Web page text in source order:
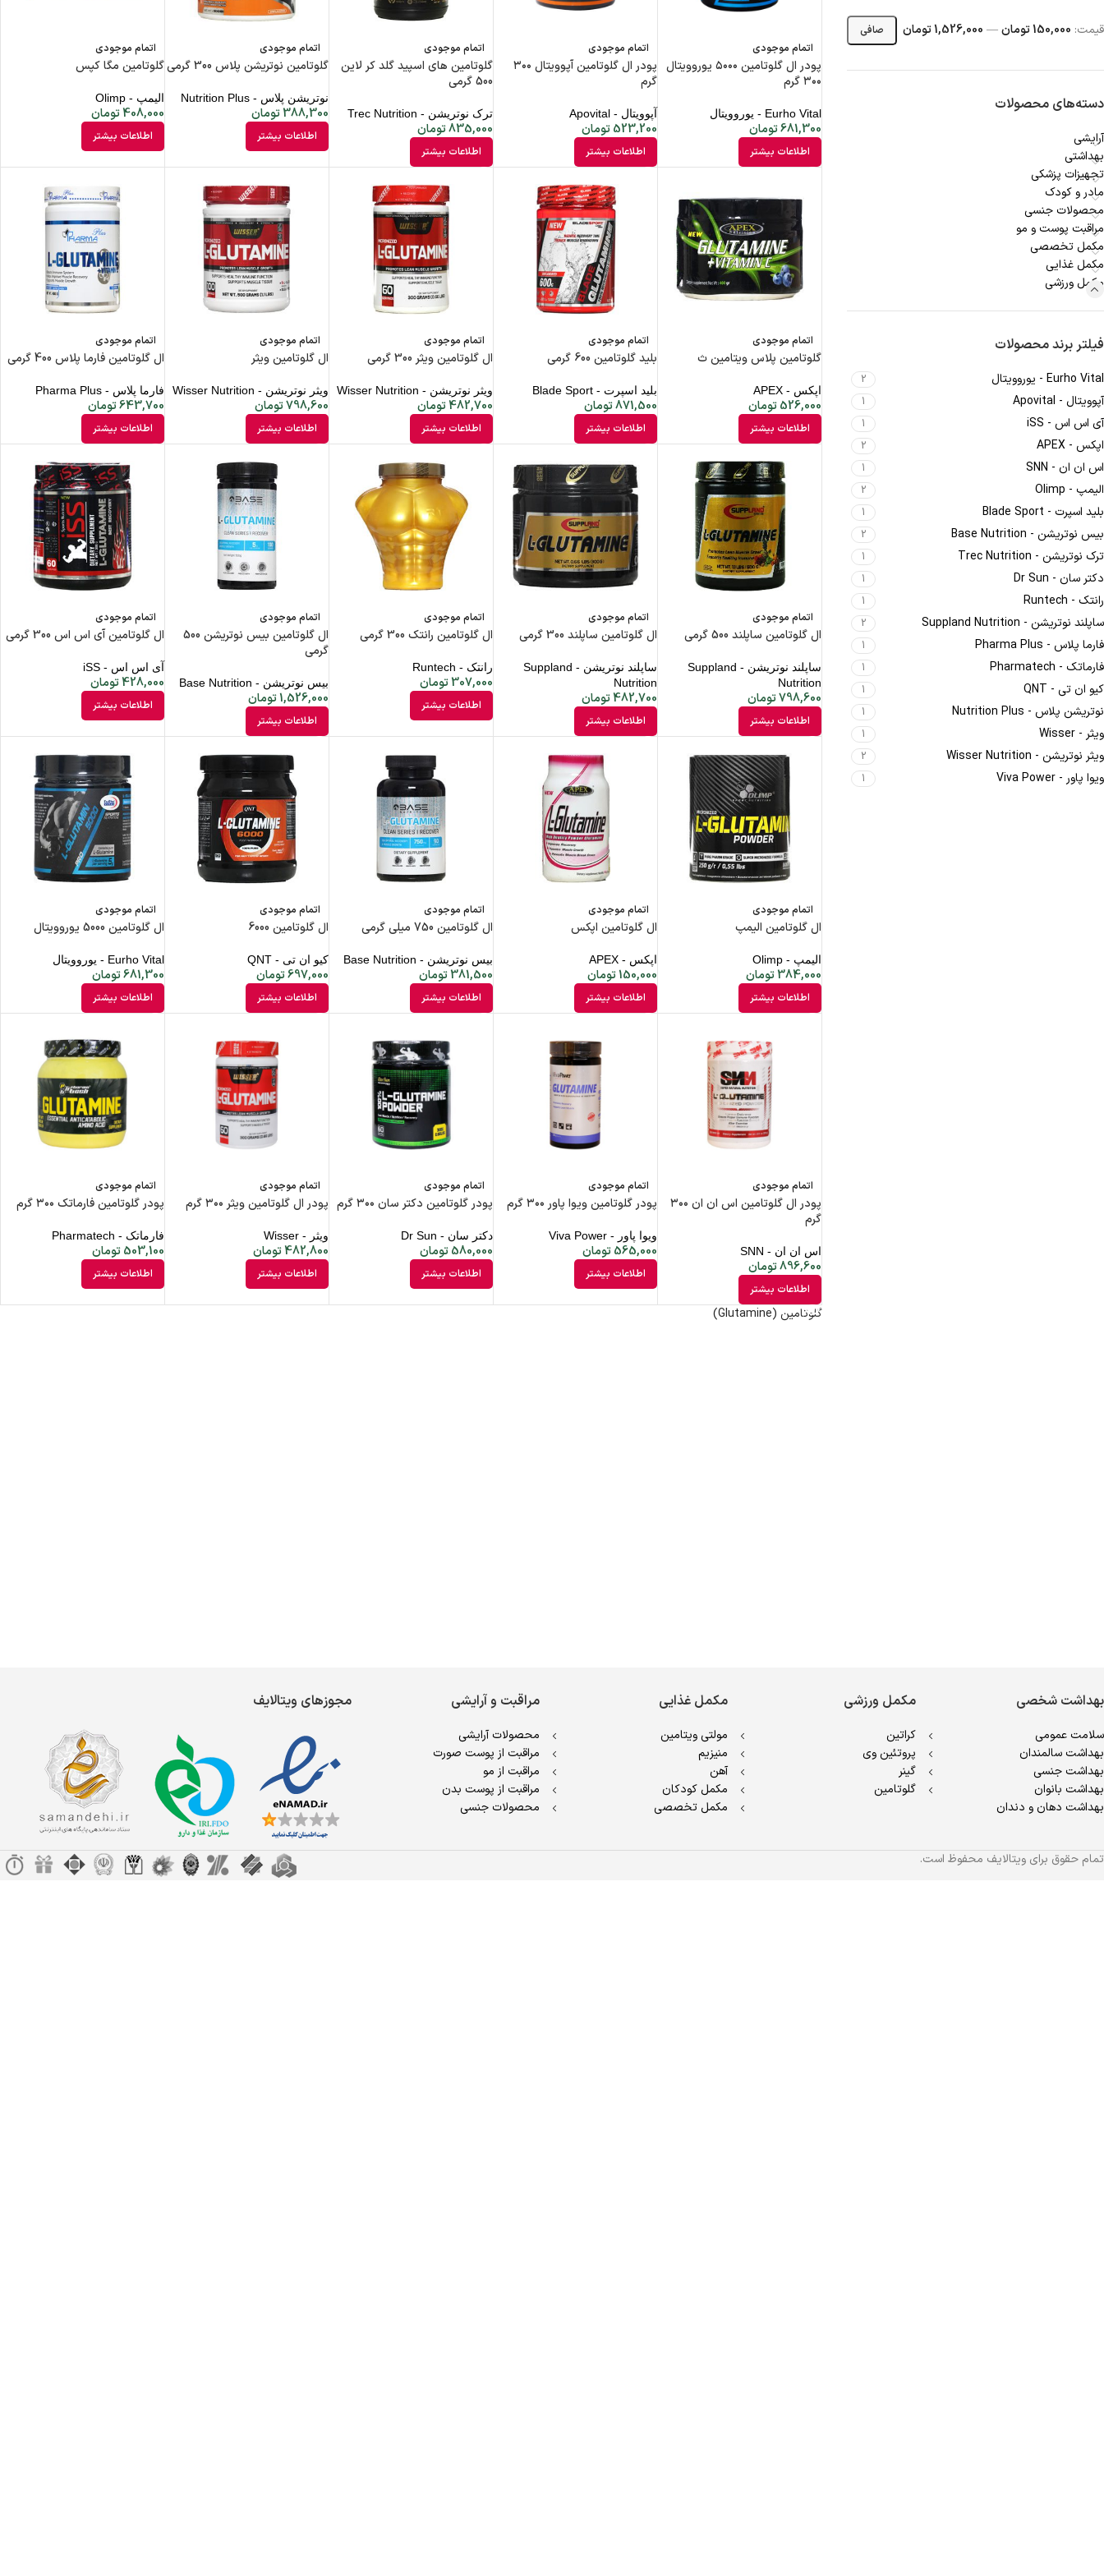
صافی قيمت: 150,000 تومان — 1,526,000 تومان
دسته‌های محصولات
آرایشی
بهداشتی
تجهیزات پزشکی
مادر و کودک
محصولات جنسی
مراقبت پوست و مو
مکمل تخصصی
مکمل غذایی
مکمل ورزشی
فیلتر برند محصولات
Eurho Vital - یوروویتال 2
آپوویتال - Apovital 1
آی اس اس - iSS 1
اپکس - APEX 2
اس ان ان - SNN 1
الیمپ - Olimp 2
بلید اسپرت - Blade Sport 1
بیس نوتریشن - Base Nutrition 2
ترک نوتریشن - Trec Nutrition 1
دکتر سان - Dr Sun 1
رانتک - Runtech 1
ساپلند نوتریشن - Suppland Nutrition 2
فارما پلاس - Pharma Plus 1
فارماتک - Pharmatech 1
کیو ان تی - QNT 1
نوتریشن پلاس - Nutrition Plus 1
ویثر - Wisser 1
ویثر نوتریشن - Wisser Nutrition 2
ویوا پاور - Viva Power 1
اتمام موجودی
پودر ال گلوتامین ۵۰۰۰ یوروویتال
۳۰۰ گرم
Eurho Vital - یوروویتال
681,300تومان
اطلاعات بیشتر
اتمام موجودی
پودر ال گلوتامین آپوویتال ۳۰۰
گرم
آپوویتال - Apovital
523,200 تومان
اطلاعات بیشتر
اتمام موجودی
گلوتامین های اسپید گلد کر لاین
500 گرمی
ترک نوتریشن - Trec Nutrition
835,000تومان
اطلاعات بیشتر
اتمام موجودی
گلوتامین نوتریشن پلاس 300 گرمی
نوتریشن پلاس - Nutrition Plus
388,300تومان
اطلاعات بیشتر
اتمام موجودی
گلوتامین مگا کپس
الیمپ - Olimp
408,000تومان
اطلاعات بیشتر
اتمام موجودی
گلوتامین پلاس ویتامین ث
اپکس - APEX
526,000 تومان
اطلاعات بیشتر
اتمام موجودی
بلید گلوتامین 600 گرمی
بلید اسپرت - Blade Sport
871,500تومان
اطلاعات بیشتر
اتمام موجودی
ال گلوتامین ویثر 300 گرمی
ویثر نوتریشن - Wisser Nutrition
482,700تومان
اطلاعات بیشتر
اتمام موجودی
ال گلوتامین ویثر
ویثر نوتریشن - Wisser Nutrition
798,600تومان
اطلاعات بیشتر
اتمام موجودی
ال گلوتامین فارما پلاس 400 گرمی
فارما پلاس - Pharma Plus
643,700تومان
اطلاعات بیشتر
اتمام موجودی
ال گلوتامین ساپلند 500 گرمی
ساپلند نوتریشن - Suppland
Nutrition
798,600تومان
اطلاعات بیشتر
اتمام موجودی
ال گلوتامین ساپلند 300 گرمی
ساپلند نوتریشن - Suppland
Nutrition
482,700تومان
اطلاعات بیشتر
اتمام موجودی
ال گلوتامین رانتک 300 گرمی
رانتک - Runtech
307,000 تومان
اطلاعات بیشتر
اتمام موجودی
ال گلوتامین بیس نوتریشن 500
گرمی
بیس نوتریشن - Base Nutrition
1,526,000تومان
اطلاعات بیشتر
اتمام موجودی
ال گلوتامین آی اس اس 300 گرمی
آی اس اس - iSS
428,000تومان
اطلاعات بیشتر
اتمام موجودی
ال گلوتامین الیمپ
الیمپ - Olimp
384,000 تومان
اطلاعات بیشتر
اتمام موجودی
ال گلوتامین اپکس
اپکس - APEX
150,000تومان
اطلاعات بیشتر
اتمام موجودی
ال گلوتامین 750 میلی گرمی
بیس نوتریشن - Base Nutrition
381,500 تومان
اطلاعات بیشتر
اتمام موجودی
ال گلوتامین 6000
کیو ان تی - QNT
697,000تومان
اطلاعات بیشتر
اتمام موجودی
ال گلوتامین 5000 یوروویتال
Eurho Vital - یوروویتال
681,300تومان
اطلاعات بیشتر
اتمام موجودی
پودر ال گلوتامین اس ان ان ۳۰۰
گرم
اس ان ان - SNN
896,600تومان
اطلاعات بیشتر
اتمام موجودی
پودر گلوتامین ویوا پاور ۳۰۰ گرم
ویوا پاور - Viva Power
565,000 تومان
اطلاعات بیشتر
اتمام موجودی
پودر گلوتامین دکتر سان ۳۰۰ گرم
دکتر سان - Dr Sun
580,000 تومان
اطلاعات بیشتر
اتمام موجودی
پودر ال گلوتامین ویثر ۳۰۰ گرم
ویثر - Wisser
482,800تومان
اطلاعات بیشتر
اتمام موجودی
پودر گلوتامین فارماتک ۳۰۰ گرم
فارماتک - Pharmatech
503,100تومان
اطلاعات بیشتر
گلوتامین (Glutamine)
بهداشت شخصی
سلامت عمومی
بهداشت سالمندان
بهداشت جنسی
بهداشت بانوان
بهداشت دهان و دندان
مکمل ورزشی
کراتین
پروتئین وی
گینر
گلوتامین
مکمل غذایی
مولتی ویتامین
منیزیم
آهن
مکمل کودکان
مکمل تخصصی
مراقبت و آرایشی
محصولات آرایشی
مراقبت از پوست صورت
مراقبت از مو
مراقبت از پوست بدن
محصولات جنسی
مجوزهای ویتالایف
تمام حقوق برای ویتالایف محفوظ است.